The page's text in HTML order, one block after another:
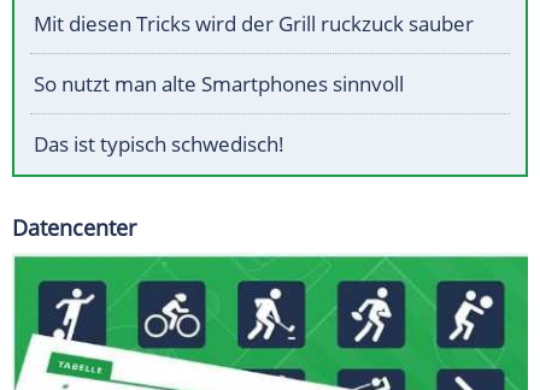
Mit diesen Tricks wird der Grill ruckzuck sauber
So nutzt man alte Smartphones sinnvoll
Das ist typisch schwedisch!
Datencenter